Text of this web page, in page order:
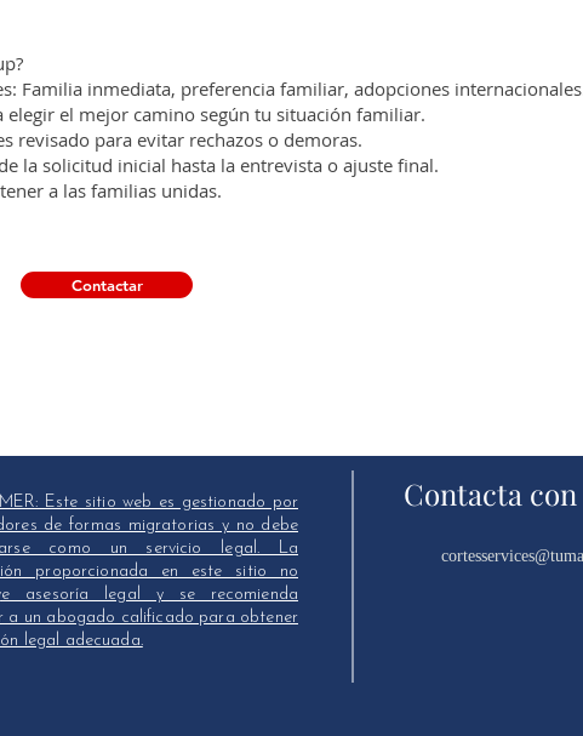
Familia inmediata, preferencia familiar, adopciones
elegir el mejor camino según tu situación familiar.
revisado para evitar rechazos o demoras.
la solicitud inicial hasta la entrevista o ajuste final.
a las familias unidas.
Contactar
Este sitio web es gestionado por
de formas migratorias y no debe
como un servicio legal. La
proporcionada en este sitio no
asesoría legal y se recomienda
a un abogado calificado para obtener
legal adecuada.
Contacta con